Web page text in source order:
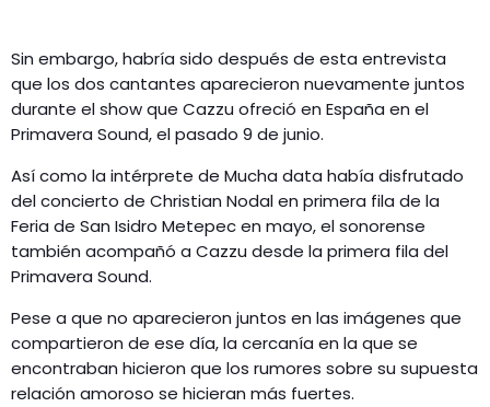
Sin embargo, habría sido después de esta entrevista
que los dos cantantes aparecieron nuevamente juntos
durante el show que Cazzu ofreció en España en el
Primavera Sound, el pasado 9 de junio.
Así como la intérprete de Mucha data había disfrutado
del concierto de Christian Nodal en primera fila de la
Feria de San Isidro Metepec en mayo, el sonorense
también acompañó a Cazzu desde la primera fila del
Primavera Sound.
Pese a que no aparecieron juntos en las imágenes que
compartieron de ese día, la cercanía en la que se
encontraban hicieron que los rumores sobre su supuesta
relación amoroso se hicieran más fuertes.